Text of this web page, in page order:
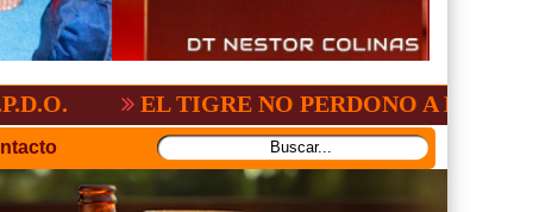
3 GV-SAN JOSÉ, NO PUDO CON SAN